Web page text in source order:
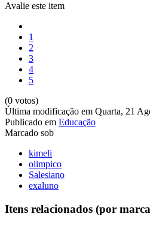
Avalie este item
1
2
3
4
5
(0 votos)
Última modificação em Quarta, 21
Publicado em Educação
Marcado sob
kimeli
olimpico
Salesiano
exaluno
Itens relacionados (por